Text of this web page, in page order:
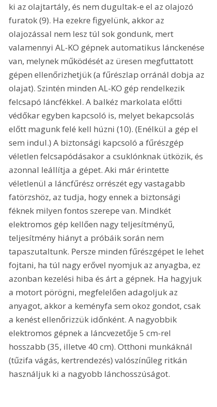
ki az olajtartály, és nem dugultak-e el az olajozó
furatok (9). Ha ezekre figyelünk, akkor az
olajozással nem lesz túl sok gondunk, mert
valamennyi AL-KO gépnek automatikus lánckenése
van, melynek működését az üresen megfuttatott
gépen ellenőrizhetjük (a fűrészlap orránál dobja az
olajat). Szintén minden AL-KO gép rendelkezik
felcsapó láncfékkel. A balkéz markolata előtti
védőkar egyben kapcsoló is, melyet bekapcsolás
előtt magunk felé kell húzni (10). (Enélkül a gép el
sem indul.) A biztonsági kapcsoló a fűrészgép
véletlen felcsapódásakor a csuklónknak ütközik, és
azonnal leállítja a gépet. Aki már érintette
véletlenül a láncfűrész orrészét egy vastagabb
fatörzshöz, az tudja, hogy ennek a biztonsági
féknek milyen fontos szerepe van. Mindkét
elektromos gép kellően nagy teljesítményű,
teljesítmény hiányt a próbáik során nem
tapaszutaltunk. Persze minden fűrészgépet le lehet
fojtani, ha túl nagy erővel nyomjuk az anyagba, ez
azonban kezelési hiba és árt a gépnek. Ha hagyjuk
a motort pörögni, megfelelően adagoljuk az
anyagot, akkor a keményfa sem okoz gondot, csak
a kenést ellenőrizzük időnként. A nagyobbik
elektromos gépnek a láncvezetője 5 cm-rel
hosszabb (35, illetve 40 cm). Otthoni munkáknál
(tűzifa vágás, kertrendezés) valószínűleg ritkán
használjuk ki a nagyobb lánchosszúságot.